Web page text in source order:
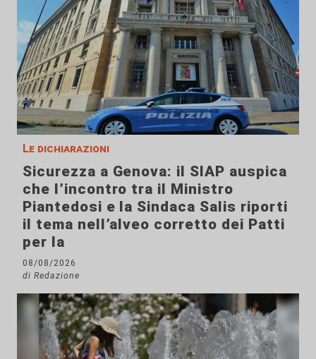
Le dichiarazioni
Sicurezza a Genova: il SIAP auspica
che l’incontro tra il Ministro
Piantedosi e la Sindaca Salis riporti
il tema nell’alveo corretto dei Patti
per la
08/08/2026
di Redazione